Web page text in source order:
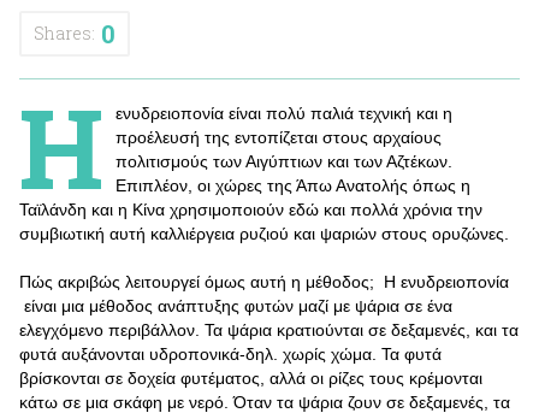
Shares: 0
Η
ενυδρειοπονία είναι πολύ παλιά τεχνική και η
προέλευσή της εντοπίζεται στους αρχαίους
πολιτισμούς των Αιγύπτιων και των Αζτέκων.
Επιπλέον, οι χώρες της Άπω Ανατολής όπως η
Ταϊλάνδη και η Κίνα χρησιμοποιούν εδώ και πολλά χρόνια την
συμβιωτική αυτή καλλιέργεια ρυζιού και ψαριών στους ορυζώνες.
Πώς ακριβώς λειτουργεί όμως αυτή η μέθοδος; H ενυδρειοπονία
είναι μια μέθοδος ανάπτυξης φυτών μαζί με ψάρια σε ένα
ελεγχόμενο περιβάλλον. Τα ψάρια κρατιούνται σε δεξαμενές, και τα
φυτά αυξάνονται υδροπονικά-δηλ. χωρίς χώμα. Τα φυτά
βρίσκονται σε δοχεία φυτέματος, αλλά οι ρίζες τους κρέμονται
κάτω σε μια σκάφη με νερό. Όταν τα ψάρια ζουν σε δεξαμενές, τα